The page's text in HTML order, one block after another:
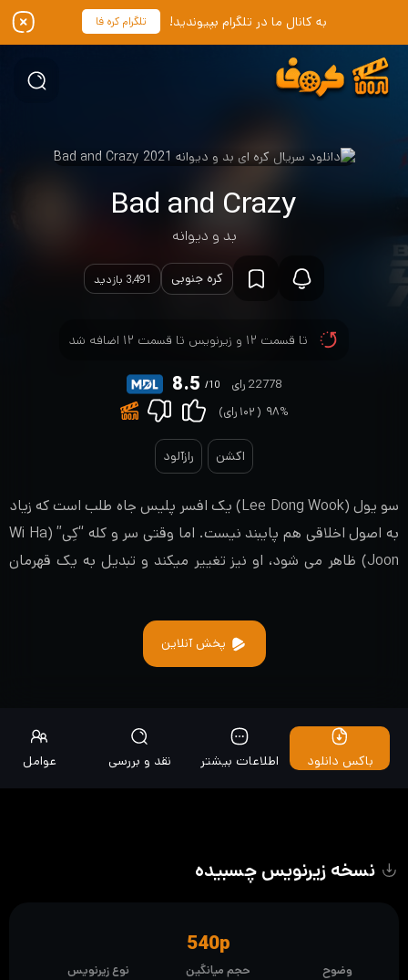
به کانال ما در تلگرام بپیوندید! تلگرام کره فا
Bad and Crazy
بد و دیوانه
کره جنوبی 3,491 بازدید
تا قسمت ۱۲ و زیرنویس تا قسمت ۱۲ اضافه شد
8.5 /10
22778 رای
۹۸% ( ۱۰۲ رای)
اکشن رازآلود
سو یول (Lee Dong Wook) یک افسر پلیس جاه طلب است که زیاد
به اصول اخلاقی هم پایبند نیست. اما وقتی سر و کله “کِی” (Wi Ha
Joon) ظاهر می شود، او نیز تغییر میکند و تبدیل به یک قهرمان
پخش آنلاین
باکس دانلود اطلاعات بیشتر نقد و بررسی عوامل
نسخه زیرنویس چسبیده
وضوح حجم میانگین نوع زیرنویس
540p